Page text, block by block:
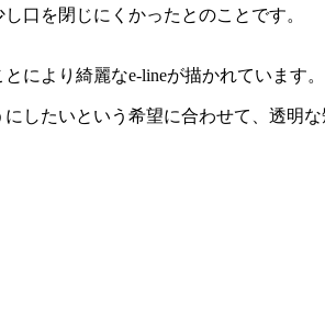
口を閉じにくかったとのことです。
により綺麗なe-lineが描かれています。
したいという希望に合わせて、透明